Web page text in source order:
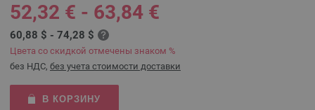
52,32 € - 63,84 €
60,88 $ - 74,28 $
Цвета со скидкой отмечены знаком %
без НДС, без учета стоимости доставки
В КОРЗИНУ